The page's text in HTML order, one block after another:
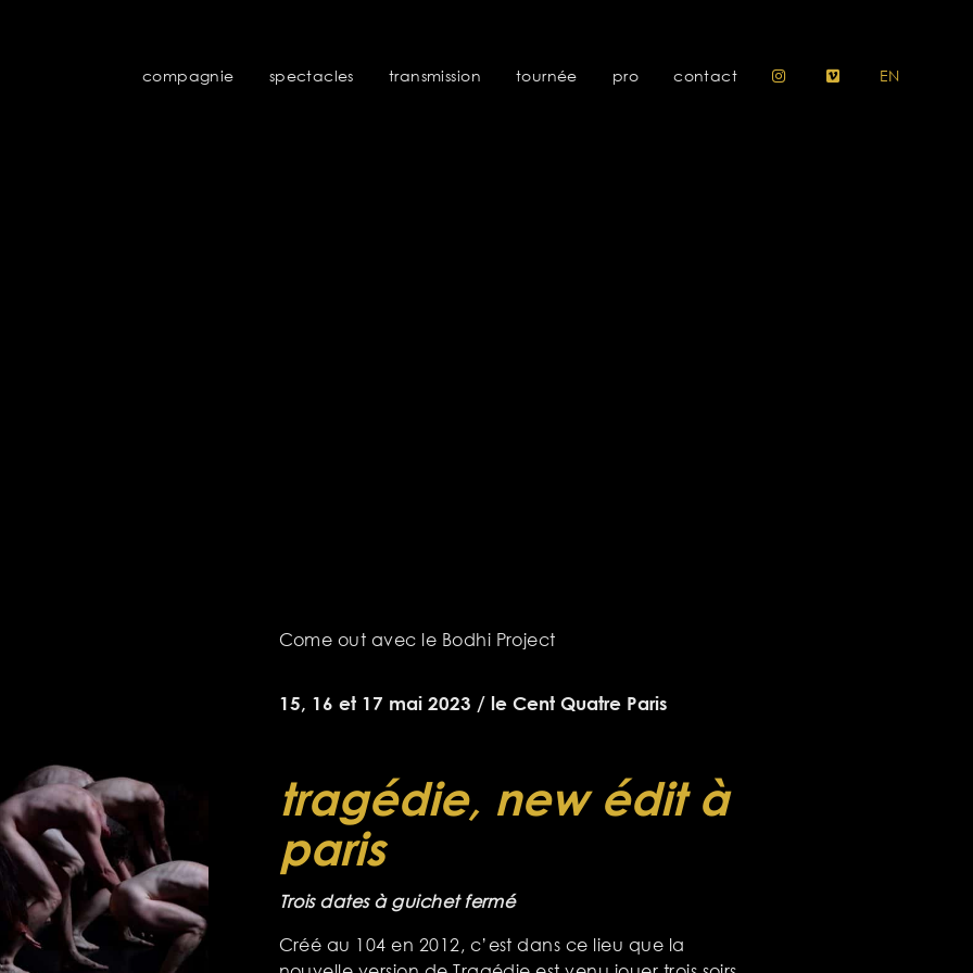
compagnie spectacles transmission tournée pro contact EN
Come out avec le Bodhi Project
15, 16 et 17 mai 2023 / le Cent Quatre Paris
tragédie, new édit à
paris
Trois dates à guichet fermé
Créé au 104 en 2012, c’est dans ce lieu que la